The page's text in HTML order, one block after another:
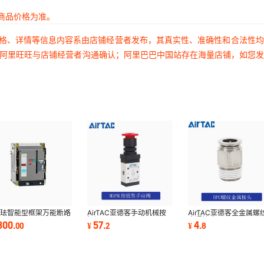
价格为准。
详情等信息内容系由店铺经营者发布，其真实性、准确性和合法性
旺旺与店铺经营者沟通确认；阿里巴巴中国站存在海量店铺，如您
智能型框架万能断路
4000/3P 2900A
.00
AirTAC亚德客手动机械按
钮阀M3PM21008R/B/G
¥57.2
AirTAC亚德客全金属螺
直通接头
BPC6M5/03/01/02
¥4.8